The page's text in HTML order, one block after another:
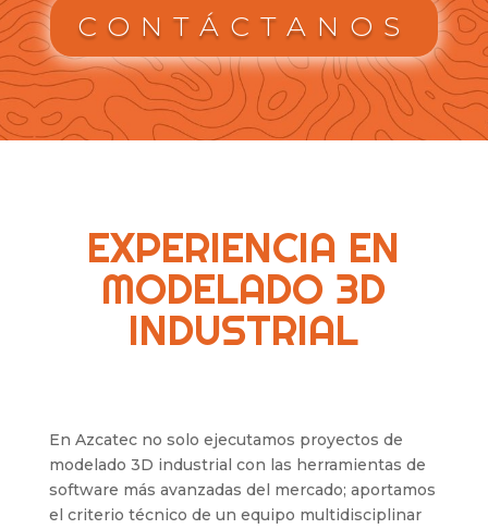
CONTÁCTANOS
EXPERIENCIA EN
MODELADO 3D
INDUSTRIAL
En Azcatec no solo ejecutamos proyectos de
modelado 3D industrial con las herramientas de
software más avanzadas del mercado; aportamos
el criterio técnico de un equipo multidisciplinar